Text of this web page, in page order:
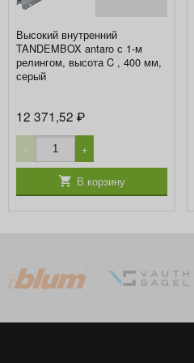
Высокий внутренний
TANDEMBOX antaro с 1-м
релингом, высота C , 400 мм,
серый
12 371,52₽
− +
В корзину